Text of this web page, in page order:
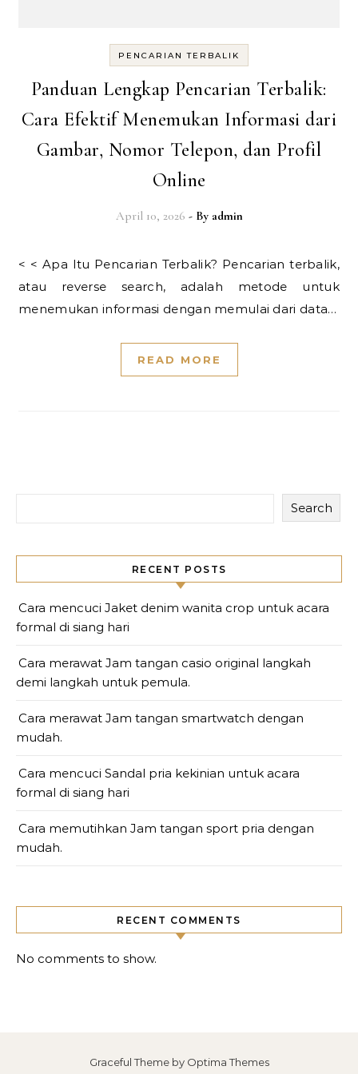
PENCARIAN TERBALIK
Panduan Lengkap Pencarian Terbalik:
Cara Efektif Menemukan Informasi dari
Gambar, Nomor Telepon, dan Profil
Online
April 10, 2026 - By admin
< < Apa Itu Pencarian Terbalik? Pencarian terbalik,
atau reverse search, adalah metode untuk
menemukan informasi dengan memulai dari data…
READ MORE
Search
RECENT POSTS
Cara mencuci Jaket denim wanita crop untuk acara
formal di siang hari
Cara merawat Jam tangan casio original langkah
demi langkah untuk pemula.
Cara merawat Jam tangan smartwatch dengan
mudah.
Cara mencuci Sandal pria kekinian untuk acara
formal di siang hari
Cara memutihkan Jam tangan sport pria dengan
mudah.
RECENT COMMENTS
No comments to show.
Graceful Theme by Optima Themes